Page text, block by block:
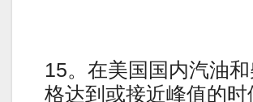
15。在美国国内汽油
格达到或接近峰值的时